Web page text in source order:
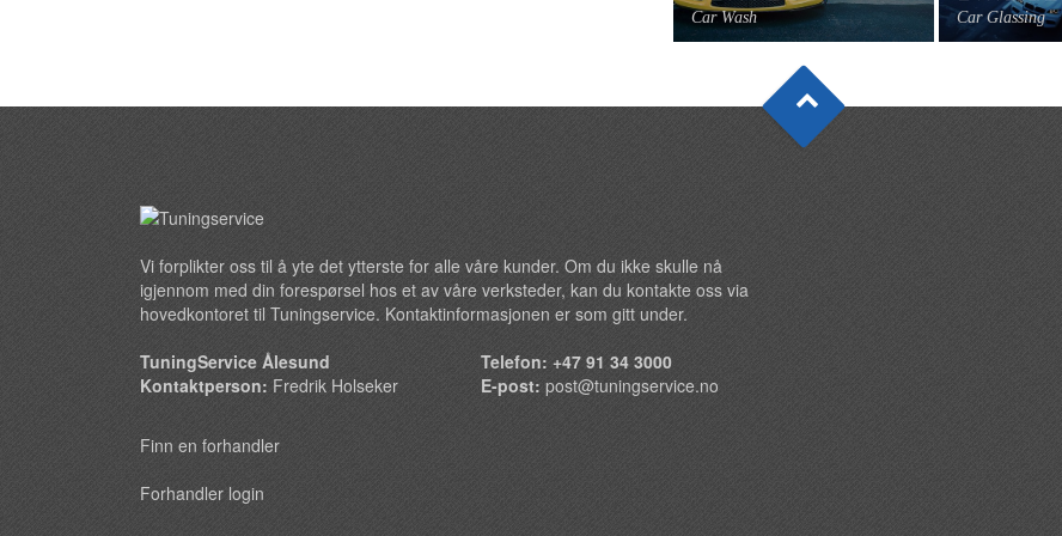
Car Wash Car Glassing
Vi forplikter oss til å yte det ytterste for alle våre kunder. Om du ikke skulle nå
igjennom med din forespørsel hos et av våre verksteder, kan du kontakte oss via
hovedkontoret til Tuningservice. Kontaktinformasjonen er som gitt under.
TuningService Ålesund
Kontaktperson: Fredrik Holseker
Telefon: +47 91 34 3000
E-post: post@tuningservice.no
Finn en forhandler
Forhandler login